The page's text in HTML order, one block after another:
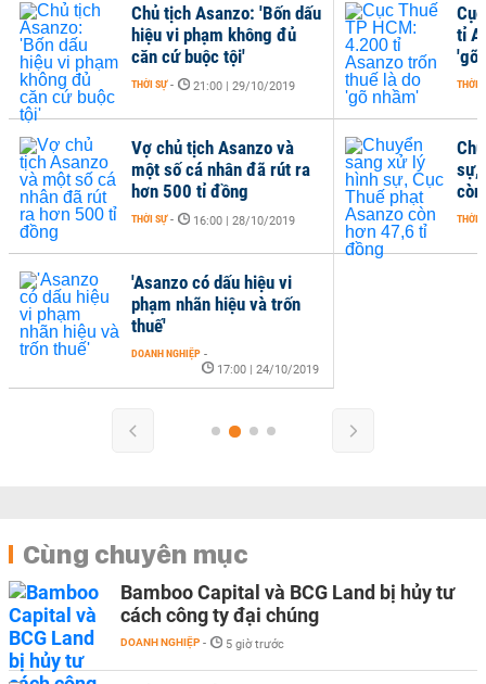
Chủ tịch Asanzo: 'Bốn dấu
hiệu vi phạm không đủ
căn cứ buộc tội'
THỜI SỰ - 21:00 | 29/10/2019
Vợ chủ tịch Asanzo và
một số cá nhân đã rút ra
hơn 500 tỉ đồng
THỜI SỰ - 16:00 | 28/10/2019
tỉ
'gõ
THỜI
sự,
THỜI
'Asanzo có dấu hiệu vi
phạm nhãn hiệu và trốn
thuế'
DOANH NGHIỆP -
17:00 | 24/10/2019
Cùng chuyên mục
Bamboo Capital và BCG Land bị hủy tư
cách công ty đại chúng
DOANH NGHIỆP - 5 giờ trước